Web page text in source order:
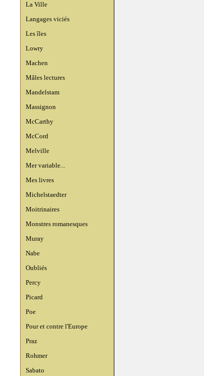
La Ville
Langages viciés
Les îles
Lowry
Machen
Mâles lectures
Mandelstam
Massignon
McCarthy
McCord
Melville
Mer variable...
Mes livres
Michelstaedter
Moitrinaires
Monstres romanesques
Muray
Nabe
Oubliés
Percy
Picard
Poe
Pour et contre l'Europe
Praz
Rohmer
Sabato